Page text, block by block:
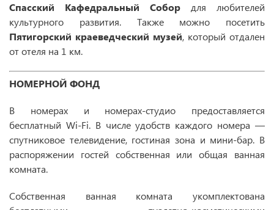
Спасский Кафедральный Собор для любителей
культурного развития. Также можно посетить
Пятигорский краеведческий музей, который отдален
от отеля на 1 км.
НОМЕРНОЙ ФОНД
В номерах и номерах-студио предоставляется
бесплатный Wi-Fi. В числе удобств каждого номера —
спутниковое телевидение, гостиная зона и мини-бар. В
распоряжении гостей собственная или общая ванная
комната.
Собственная ванная комната укомплектована